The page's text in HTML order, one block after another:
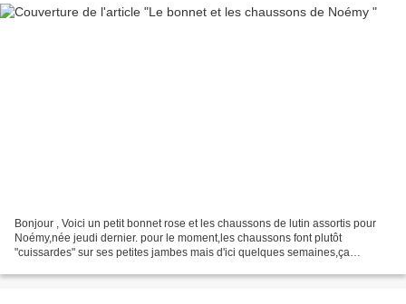
Bonjour , Voici un petit bonnet rose et les chaussons de lutin assortis pour
Noémy,née jeudi dernier. pour le moment,les chaussons font plutôt
"cuissardes" sur ses petites jambes mais d'ici quelques semaines,ça